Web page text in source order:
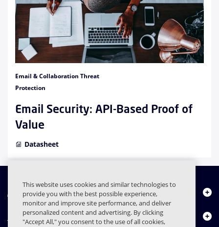
Email & Collaboration Threat
Protection
Email Security: API-Based Proof of
Value
Datasheet
À propos de nous
Produits
This website uses cookies and similar technologies to
provide you with the best possible experience,
monitor and improve site performance, and deliver
personalized content and advertising. By clicking
"Accept All," you consent to the use of all cookies,